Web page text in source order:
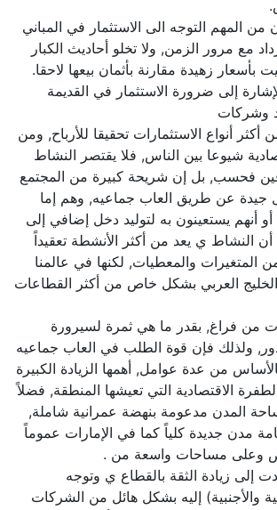
المهم التوجه الى الاستثمار في المباني
مع مرور الزمن, ولا تخلو أحاديث الكبار
زهيدة مقارنة بأثمان بيعها لاحقا.
إلى ضرورة الاستثمار في القديمة
أنواع الاستثمارات تحقيقا للأرباح, ومن
شيوعا بين الناس, فلا يقتصر النشاط
فحسب, بل إن شريحة كبيرة من المجتمع
جيدة عن طريق العاب جماعيه, وهم إما
يستعينون به لتوليد دخل إضافي إلى
النشاط ي يعد من أكثر الأنشطة تعقيداً
المتغيرات والمعطيات, لكنها في عالمنا
العربي بشكل خاص من أكثر القطاعات
من فراغ, بقدر ما هي ثمرة لسيرورة
ولذلك فإن قوة الطلب في العاب جماعيه
من عدة عوامل, أهمها الزيادة الكبيرة
الاقتصادية التي تعيشها المنطقة, فضلاً
المدن مدعومة بنهضة عمرانية شاملة,
مدن جديدة كلياً كما في الإمارات عموماً
وعلى مساحات واسعة من .
إلى زيادة الثقة بالقطاع ي وتوجه
والأجنبية) إليه بشكل هائل من الشركات